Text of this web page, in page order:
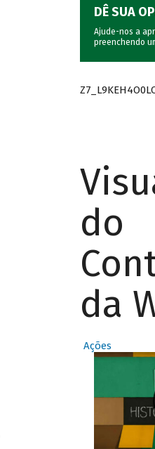
DÊ SUA
Ajude-nos a
preenchendo
do
da
Ações